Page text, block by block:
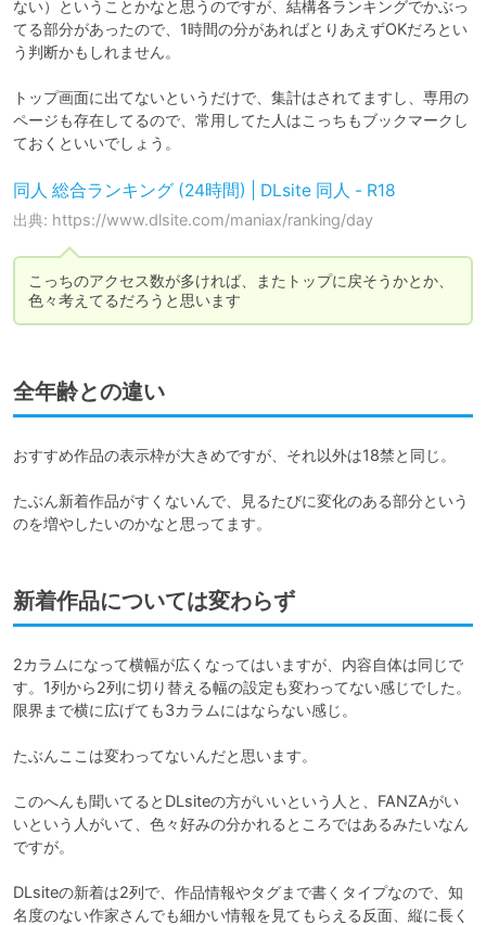
ない）ということかなと思うのですが、結構各ランキングでかぶっ
てる部分があったので、1時間の分があればとりあえずOKだろとい
う判断かもしれません。
トップ画面に出てないというだけで、集計はされてますし、専用の
ページも存在してるので、常用してた人はこっちもブックマークし
ておくといいでしょう。
同人 総合ランキング (24時間) | DLsite 同人 - R18
出典: https://www.dlsite.com/maniax/ranking/day
こっちのアクセス数が多ければ、またトップに戻そうかとか、
色々考えてるだろうと思います
全年齢との違い
おすすめ作品の表示枠が大きめですが、それ以外は18禁と同じ。
たぶん新着作品がすくないんで、見るたびに変化のある部分という
のを増やしたいのかなと思ってます。
新着作品については変わらず
2カラムになって横幅が広くなってはいますが、内容自体は同じで
す。1列から2列に切り替える幅の設定も変わってない感じでした。
限界まで横に広げても3カラムにはならない感じ。
たぶんここは変わってないんだと思います。
このへんも聞いてるとDLsiteの方がいいという人と、FANZAがい
いという人がいて、色々好みの分かれるところではあるみたいなん
ですが。
DLsiteの新着は2列で、作品情報やタグまで書くタイプなので、知
名度のない作家さんでも細かい情報を見てもらえる反面、縦に長く